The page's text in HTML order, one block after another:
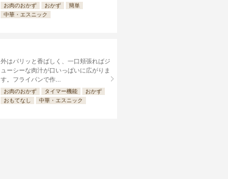
お肉のおかず おかず
簡単
中華・エスニック
外はパリッと香ばしく、一口頬張ればジ
ューシーな肉汁が口いっぱいに広がりま
す。フライパンで作...
お肉のおかず タイマー機能
おかず
おもてなし
中華・エスニック